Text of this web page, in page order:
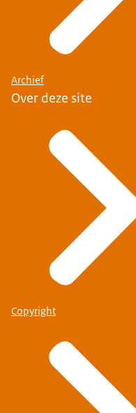
Archief
Over deze site
Copyright